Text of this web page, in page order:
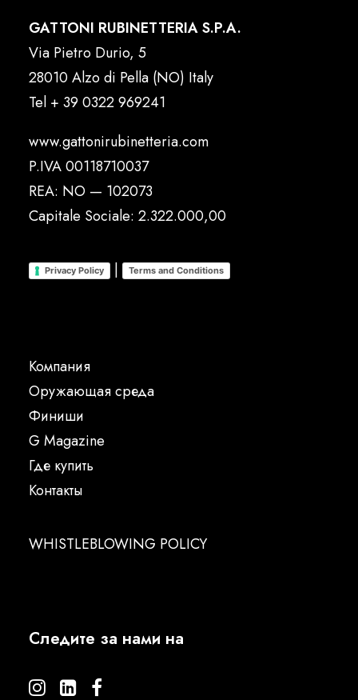
GATTONI RUBINETTERIA S.P.A.
Via Pietro Durio, 5
28010 Alzo di Pella (NO) Italy
Tel + 39 0322 969241
www.gattonirubinetteria.com
P.IVA 00118710037
REA: NO — 102073
Capitale Sociale: 2.322.000,00
Privacy Policy | Terms and Conditions
Компания
Oружающая среда
Финиши
G Magazine
Где купить
Контакты
WHISTLEBLOWING POLICY
Следите за нами на